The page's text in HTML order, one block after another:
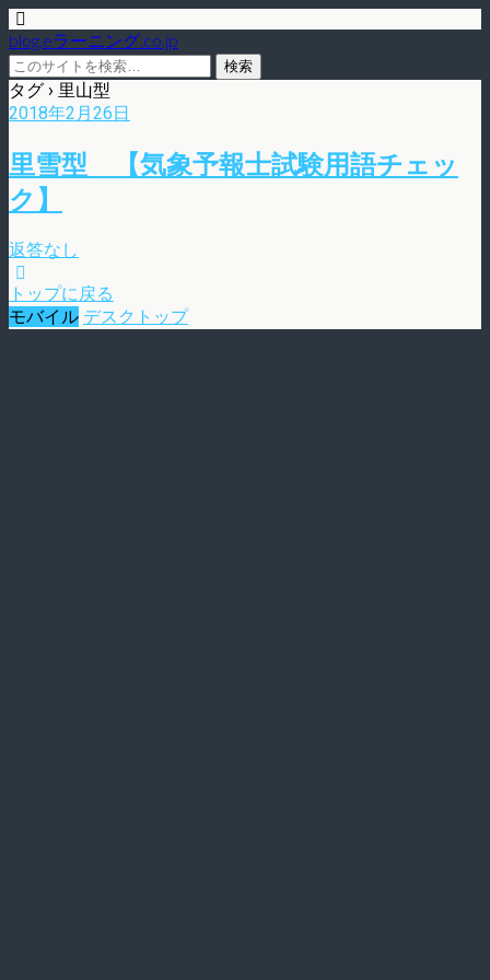
blog.eラーニング.co.jp
タグ › 里山型
2018年2月26日
里雪型 【気象予報士試験用語チェッ
ク】
返答なし
トップに戻る
モバイル デスクトップ